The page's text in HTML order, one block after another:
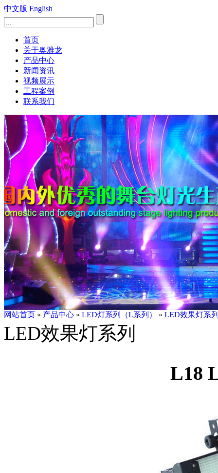
中文版 English
首页
关于奥雅龙
产品中心
新闻资讯
视频展示
工程案例
联系我们
网站首页 » 产品中心 » LED灯系列（L系列） » LED效果灯系
LED效果灯系列
L18